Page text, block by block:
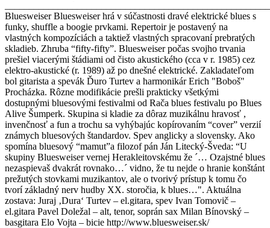
Bluesweiser Bluesweiser hrá v súčastnosti dravé elektrické blues s
funky, shuffle a boogie prvkami. Repertoir je postavený na
vlastných kompozíciách a taktiež vlastných spracovaní prebratých
skladieb. Zhruba “fifty-fifty”. Bluesweiser počas svojho trvania
prešiel viacerými štádiami od čisto akustického (cca v r. 1985) cez
elektro-akustické (r. 1989) až po dnešné elektrické. Zakladateľom
bol gitarista a spevák Ďuro Turtev a harmonikár Erich "Boboš"
Procházka. Rôzne modifikácie prešli prakticky všetkými
dostupnými bluesovými festivalmi od Rača blues festivalu po Blues
Alive Šumperk. Skupina si kladie za dôraz muzikálnu hravosť ,
invenčnosť a fun a trochu sa vyhýbajúc kopírovaním “cover” verzií
známych bluesových štandardov. Spev anglicky a slovensky. Ako
spomína bluesový “mamut”a filozof pán Ján Litecký-Šveda: “U
skupiny Bluesweiser vernej Herakleitovskému že ´… Ozajstné blues
nezaspievaš dvakrát rovnako…´ vidno, že tu nejde o hranie konštánt
prežutých stovkami muzikantov, ale o tvorivý prístup k tomu čo
tvorí základný nerv hudby XX. storočia, k blues…". Aktuálna
zostava: Juraj ‚Dura‘ Turtev – el.gitara, spev Ivan Tomovič –
el.gitara Pavel Doležal – alt, tenor, soprán sax Milan Bínovský –
basgitara Elo Vojta – bicie http://www.bluesweiser.sk/